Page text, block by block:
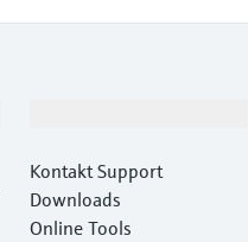
Kontakt Support
Downloads
Online Tools